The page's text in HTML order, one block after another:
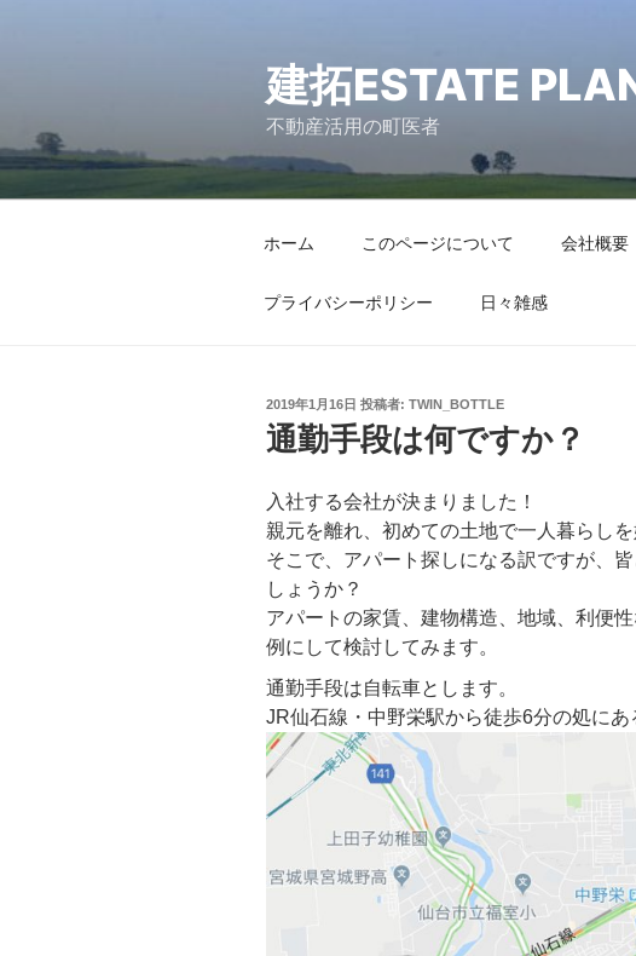
へ
建拓ESTATE
不動産活用の町医者
ホーム このページについて 会社概要
プライバシーポリシー 日々雑感
2019年1月16日 投稿者: TWIN_BOTTLE
通勤手段は何ですか？
入社する会社が決まりました！
親元を離れ、初めての土地で一人暮らしを
そこで、アパート探しになる訳ですが、
しょうか？
アパートの家賃、建物構造、地域、利便
例にして検討してみます。
通勤手段は自転車とします。
JR仙石線・中野栄駅から徒歩6分の処にあ